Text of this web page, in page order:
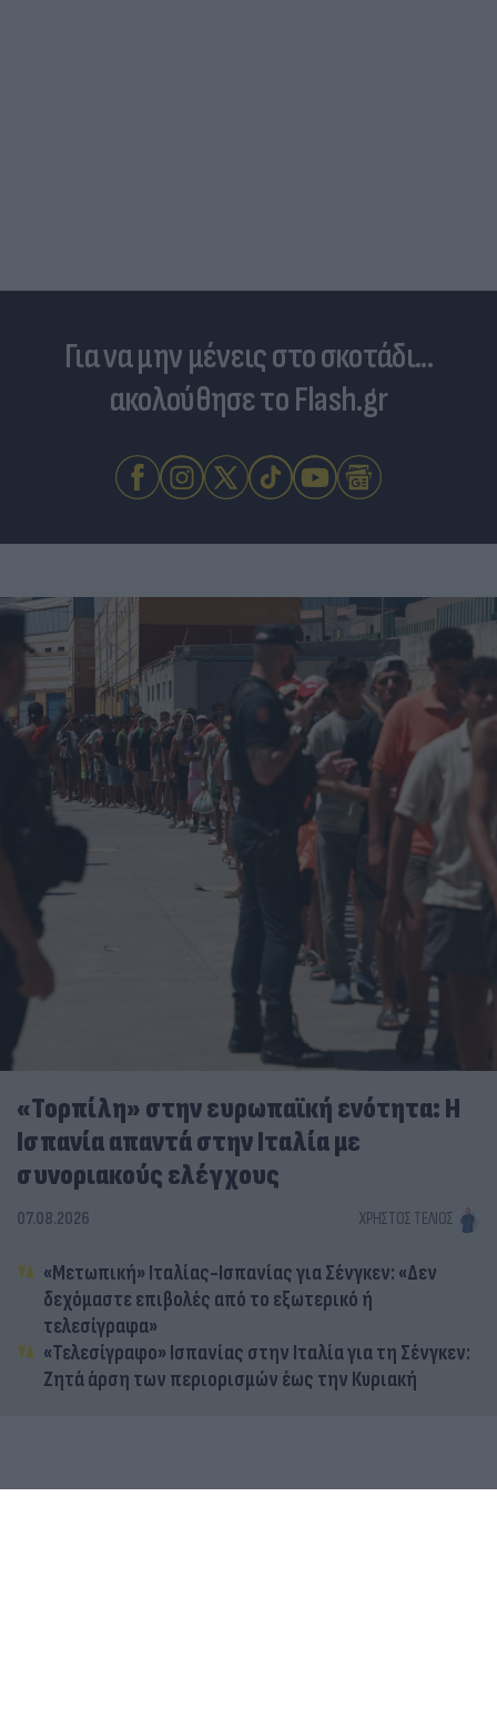
Για να μην μένεις στο σκοτάδι...
ακολούθησε το Flash.gr
«Τορπίλη» στην ευρωπαϊκή ενότητα: Η
Ισπανία απαντά στην Ιταλία με
συνοριακούς ελέγχους
07.08.2026 ΧΡΉΣΤΟΣ ΤΈΛΙΟΣ
«Μετωπική» Ιταλίας-Ισπανίας για Σένγκεν: «Δεν
δεχόμαστε επιβολές από το εξωτερικό ή
τελεσίγραφα»
«Τελεσίγραφο» Ισπανίας στην Ιταλία για τη Σένγκεν:
Ζητά άρση των περιορισμών έως την Κυριακή